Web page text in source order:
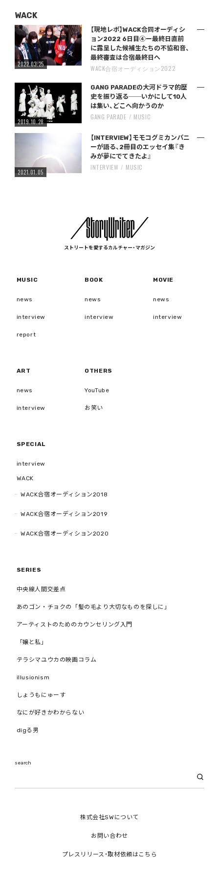
WACK
2022.03.25
【現地レポ】WACK合同オーディシ
ョン2022 6日目④ー最終日直前
に露呈した候補生たちの不協和音、
最終審査は合宿最終日へ
WACK合宿オーディション2022
2019.10.28
GANG PARADEの大河ドラマ的歴
史を振り返る──いかにして10人
は集い、どこへ向かうのか
GANG PARADE MUSIC
2021.01.05
【INTERVIEW】モモコグミカンパニ
ーが語る、2冊目のエッセイ集『き
みが夢にでてきたよ』
INTERVIEW MUSIC
株式会社SWについて
お問い合わせ
プレスリリース・取材依頼はこちら
ストリートを愛するカルチャー・マガジン
MUSIC
news
interview
report
BOOK
news
interview
MOVIE
news
interview
ART
news
interview
OTHERS
YouTube
お笑い
SPECIAL
interview
WACK
WACK合宿オーディション2018
WACK合宿オーディション2019
WACK合宿オーディション2020
SERIES
中央線人間交差点
あのゴン・チョクの「髪の毛より大切なものを探しに」
アーティストのためのカウンセリング入門
「嬢と私」
テラシマユウカの映画コラム
illusionism
しょうもにゅーす
なにが好きかわからない
digる男
search